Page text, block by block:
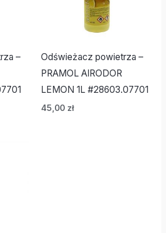
–
Odświeżacz powietrza –
PRAMOL AIRODOR
LEMON 1L #28603.07701
45,00 zł